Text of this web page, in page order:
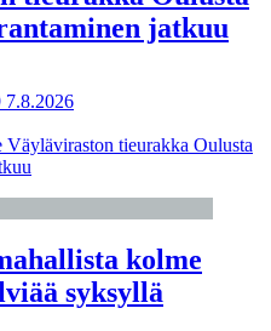
jatkuu
7.8.2026
tieurakka Oulusta
kolme
syksyllä